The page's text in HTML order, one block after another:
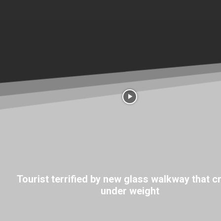
Tourist terrified by new glass walkway that
under weight